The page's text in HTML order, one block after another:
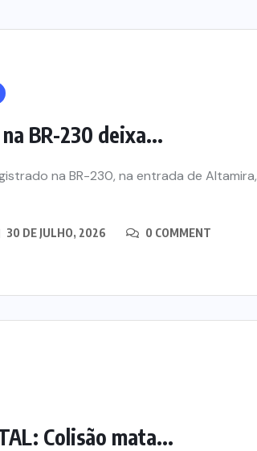
BR-230 deixa...
na BR-230, na entrada de Altamira,
30 DE JULHO, 2026 0 COMMENT
Colisão mata...